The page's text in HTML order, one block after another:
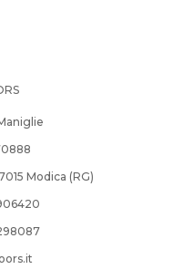
Modica (RG)